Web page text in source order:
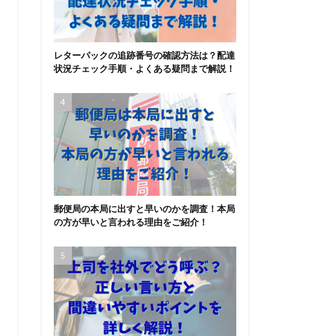
レターパックの追跡番号の確認方法は？配達
状況チェック手順・よくある疑問まで解説！
郵便局の本局に出すと早いのかを調査！本局
の方が早いと言われる理由をご紹介！